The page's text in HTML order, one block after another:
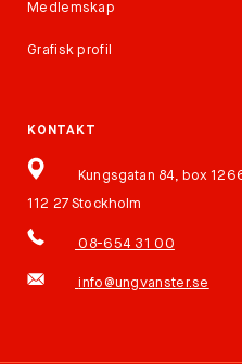
Medlemskap
Grafisk profil
KONTAKT
Kungsgatan 84, box
112 27 Stockholm
08-654 31 00
info@ungvanster.se